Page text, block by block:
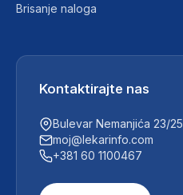
Brisanje naloga
Kontaktirajte nas
Bulevar Nemanjića 23/25
moj@lekarinfo.com
+381 60 1100467